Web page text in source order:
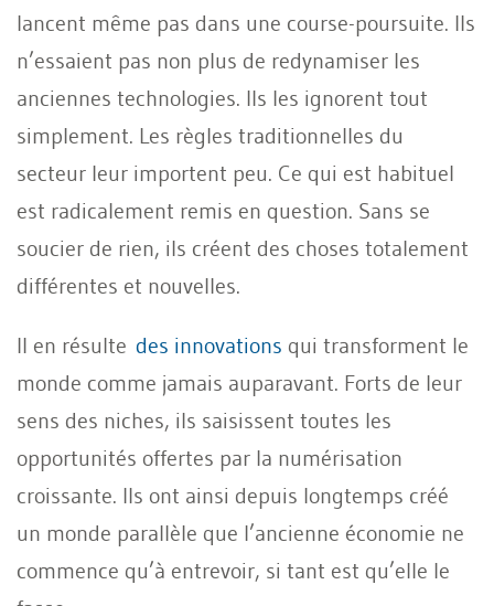
lancent même pas dans une course-poursuite. Ils
n’essaient pas non plus de redynamiser les
anciennes technologies. Ils les ignorent tout
simplement. Les règles traditionnelles du
secteur leur importent peu. Ce qui est habituel
est radicalement remis en question. Sans se
soucier de rien, ils créent des choses totalement
différentes et nouvelles.
Il en résulte des innovations qui transforment le
monde comme jamais auparavant. Forts de leur
sens des niches, ils saisissent toutes les
opportunités offertes par la numérisation
croissante. Ils ont ainsi depuis longtemps créé
un monde parallèle que l’ancienne économie ne
commence qu’à entrevoir, si tant est qu’elle le